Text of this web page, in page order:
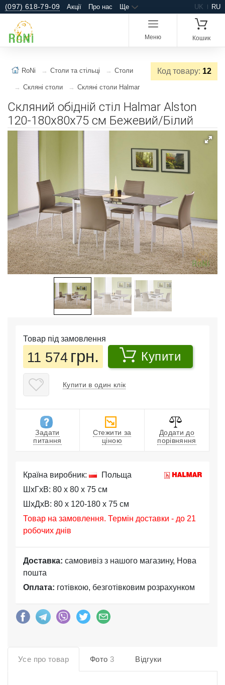
(097) 618-79-09 Акції Про нас Ще UK RU
Меню Кошик
Код товару: 12
RoNi Столи та стільці Столи
Скляні столи Скляні столи Halmar
Скляний обідній стіл Halmar Alston
120-180x80x75 см Бежевий/Білий
Товар під замовлення
11 574 грн. Купити
Купити в один клік
Задати
питання
Стежити за
ціною
Додати до
порівняння
Країна виробник:
Польща
ШхГхВ: 80 x 80 x 75 см
ШхДхВ: 80 x 120-180 x 75 см
Товар на замовлення. Термін доставки - до 21
робочих днів
Доставка: самовивіз з нашого магазину, Нова
пошта
Оплата: готівкою, безготівковим розрахунком
Усе про товар Фото 3 Відгуки